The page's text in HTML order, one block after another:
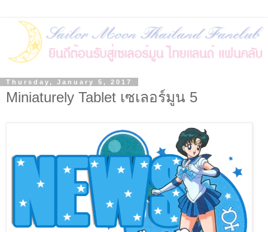
Thursday, January 5, 2017
Miniaturely Tablet เซเลอร์มูน 5